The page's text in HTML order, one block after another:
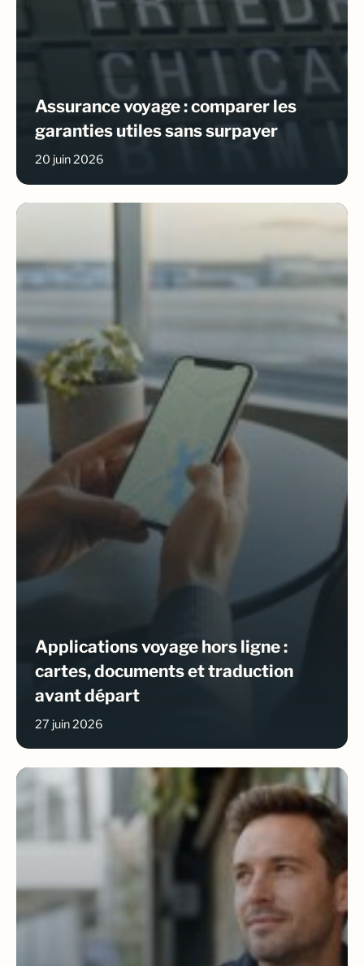
Assurance voyage : comparer les
garanties utiles sans surpayer
20 juin 2026
Applications voyage hors ligne :
cartes, documents et traduction
avant départ
27 juin 2026